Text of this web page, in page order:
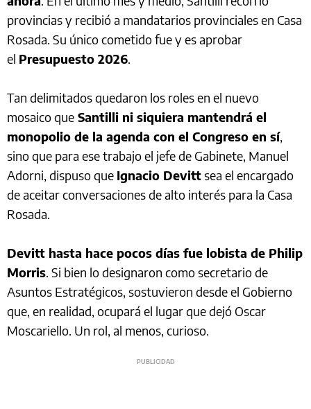
provincias y recibió a mandatarios provinciales en Casa
Rosada. Su único cometido fue y es aprobar
el Presupuesto 2026.
Tan delimitados quedaron los roles en el nuevo
mosaico que Santilli ni siquiera mantendrá el
monopolio de la agenda con el Congreso en sí,
sino que para ese trabajo el jefe de Gabinete, Manuel
Adorni, dispuso que Ignacio Devittsea el encargado
de aceitar conversaciones de alto interés para la Casa
Rosada.
Devitt hasta hace pocos días fue lobista de Philip
Morris. Si bien lo designaron como secretario de
Asuntos Estratégicos, sostuvieron desde el Gobierno
que, en realidad, ocupará el lugar que dejó Oscar
Moscariello. Un rol, al menos, curioso.